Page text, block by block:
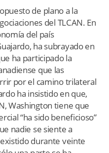
de plano a la
del TLCAN. En
del país
ha subrayado en
ha participado la
que las
por el camino trilateral
ha insistido en que,
Washington tiene que
“ha sido beneficioso”
nadie se siente a
durante veinte